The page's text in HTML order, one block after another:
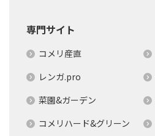
専門サイト
コメリ産直
レンガ.pro
菜園&ガーデン
コメリハード&グリーン